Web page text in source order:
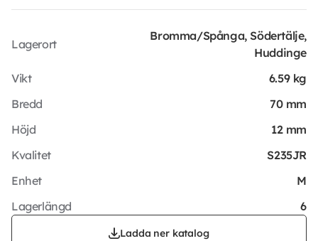
Lagerort
Bromma/Spånga, Södertälje,
Huddinge
Vikt
6.59 kg
Bredd
70 mm
Höjd
12 mm
Kvalitet
S235JR
Enhet
M
Lagerlängd
6
Ladda ner katalog